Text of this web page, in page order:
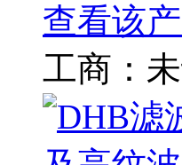
查看该
工商：